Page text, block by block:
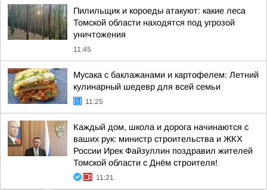
Пилильщик и короеды атакуют: какие леса
Томской области находятся под угрозой
уничтожения
11:45
Мусака с баклажанами и картофелем: Летний
кулинарный шедевр для всей семьи
11:25
Каждый дом, школа и дорога начинаются с
ваших рук: министр строительства и ЖКХ
России Ирек Файзуллин поздравил жителей
Томской области с Днём строителя!
11:21